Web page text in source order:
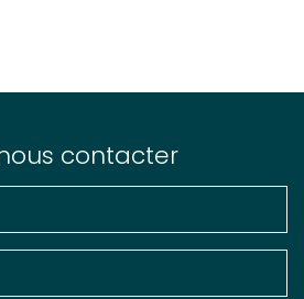
contacter